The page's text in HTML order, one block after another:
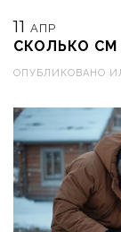
11 АПР
СКОЛЬКО
ОПУБЛИКОВАНО